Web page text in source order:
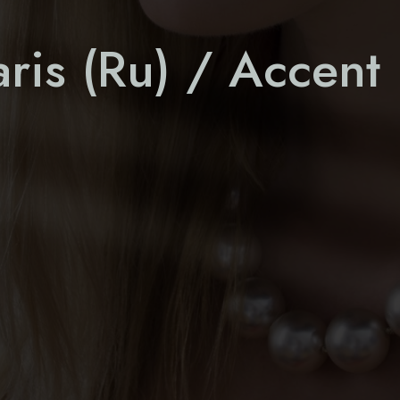
(Ru) / Accent